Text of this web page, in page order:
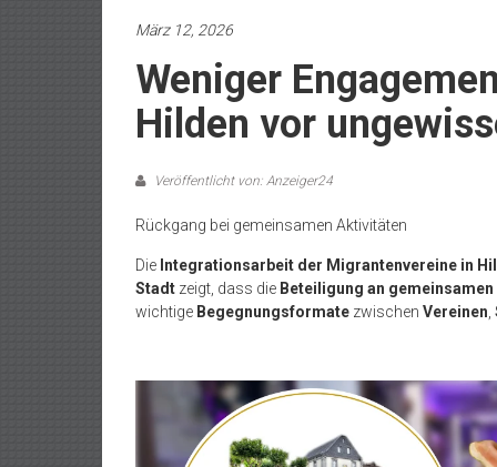
März 12, 2026
Weniger
Hilden vor
Veröffentlicht von: Anzeiger24
Rückgang bei gemeinsamen Aktivitäten
Die Integrationsarbeit der Migrantenvereine in
Stadt zeigt, dass die Beteiligung an
wichtige Begegnungsformate zwischen Vereinen